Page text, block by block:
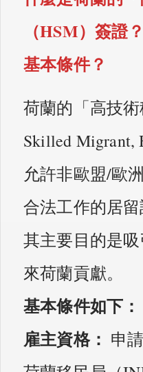
（HSM）簽證
基本條件？
荷蘭的「高技
Skilled Migrant,
允許非歐盟/歐
合法工作的居留
其主要目的是
來荷蘭貢獻。
基本條件如下：
雇主資格： 申